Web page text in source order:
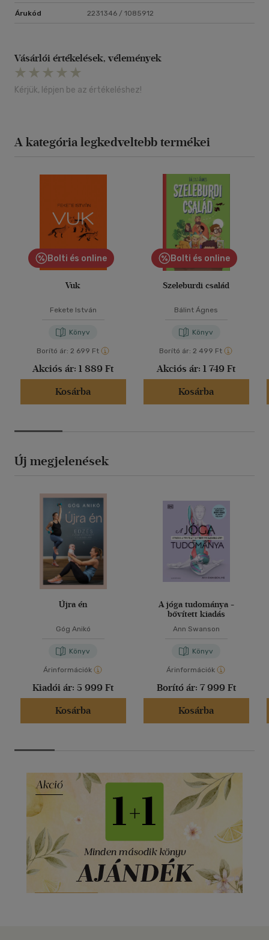
Árukód 2231346 / 1085912
Vásárlói értékelések, vélemények
Kérjük, lépjen be az értékeléshez!
A kategória legkedveltebb termékei
Bolti és online
Vuk
Fekete István
Könyv
Borító ár: 2 699 Ft
Akciós ár: 1 889 Ft
Kosárba
Bolti és online
Szeleburdi család
Bálint Ágnes
Könyv
Borító ár: 2 499 Ft
Akciós ár: 1 749 Ft
Kosárba
Új megjelenések
Újra én
Góg Anikó
Könyv
Árinformációk
Kiadói ár: 5 999 Ft
Kosárba
A jóga tudománya -
bővített kiadás
Ann Swanson
Könyv
Árinformációk
Borító ár: 7 999 Ft
Kosárba